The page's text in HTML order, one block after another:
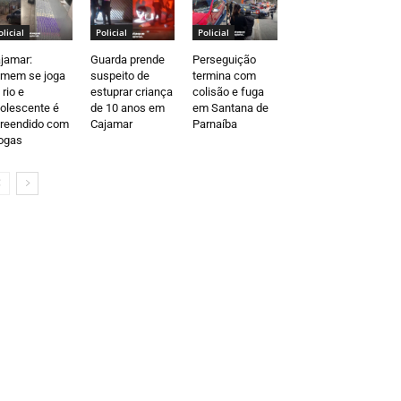
se joga
rio e
é
com
Policial
Guarda prende
suspeito de
estuprar criança
de 10 anos em
Cajamar
Policial
Perseguição
termina com
colisão e fuga
em Santana de
Parnaíba